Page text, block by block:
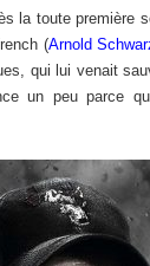
la toute première
(Arnold
qui lui venait
un peu parce